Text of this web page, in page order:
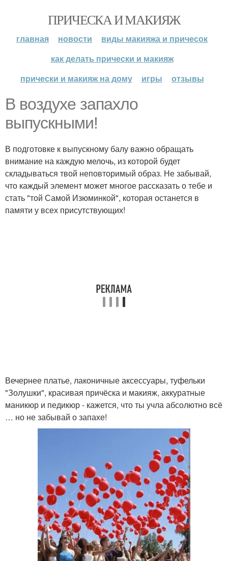
ПРИЧЕСКА И МАКИЯЖ
главная новости
виды макияжа и причесок
как делать прически и макияж
прически и макияж на дому
игры отзывы
В воздухе запахло
выпускными!
В подготовке к выпускному балу важно обращать
внимание на каждую мелочь, из которой будет
складываться твой неповторимый образ. Не забывай,
что каждый элемент может многое рассказать о тебе и
стать "той Самой Изюминкой", которая останется в
памяти у всех присутствующих!
Вечернее платье, лаконичные аксессуары, туфельки
"Золушки", красивая причёска и макияж, аккуратные
маникюр и педикюр - кажется, что ты учла абсолютно всё
… но не забывай о запахе!